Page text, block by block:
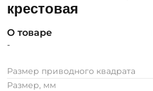
крестовая
О товаре
-
Размер приводного квадрата
Размер, мм